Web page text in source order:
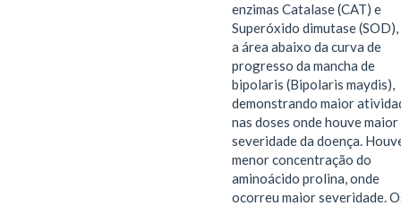
enzimas Catalase (CAT) e
Superóxido dimutase (SOD),
a área abaixo da curva de
progresso da mancha de
bipolaris (Bipolaris maydis),
demonstrando maior
nas doses onde houve maior
severidade da doença.
menor concentração do
aminoácido prolina, onde
ocorreu maior severidade.